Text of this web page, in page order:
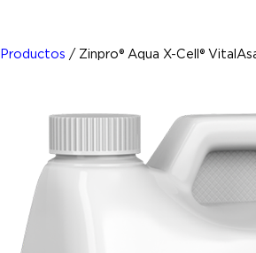
Productos / Zinpro® Aqua X-Cell®